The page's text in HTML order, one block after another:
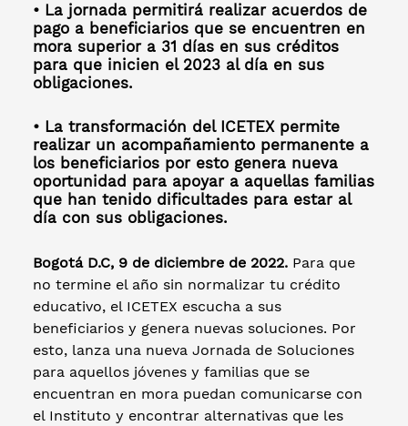
• La jornada permitirá realizar acuerdos de
pago a beneficiarios que se encuentren en
mora superior a 31 días en sus créditos
para que inicien el 2023 al día en sus
obligaciones.
• La transformación del ICETEX permite
realizar un acompañamiento permanente a
los beneficiarios por esto genera nueva
oportunidad para apoyar a aquellas familias
que han tenido dificultades para estar al
día con sus obligaciones.
Bogotá D.C, 9 de diciembre de 2022. Para que
no termine el año sin normalizar tu crédito
educativo, el ICETEX escucha a sus
beneficiarios y genera nuevas soluciones. Por
esto, lanza una nueva Jornada de Soluciones
para aquellos jóvenes y familias que se
encuentran en mora puedan comunicarse con
el Instituto y encontrar alternativas que les